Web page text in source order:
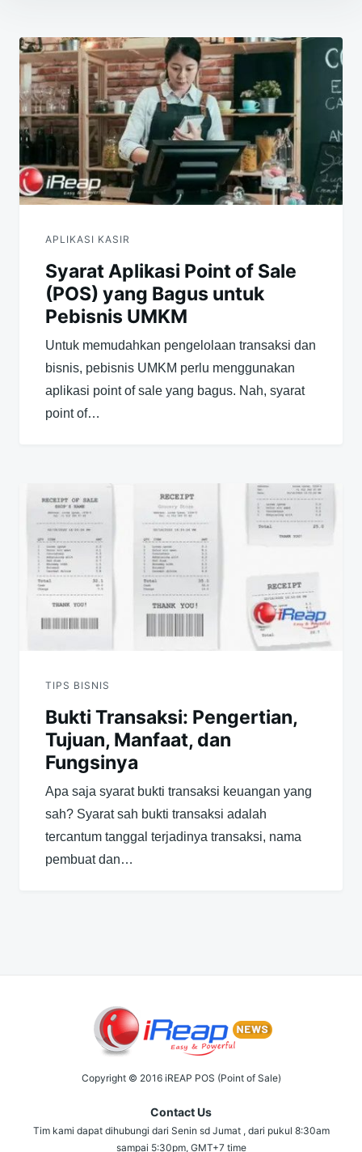
pos
APLIKASI KASIR
Syarat Aplikasi Point of Sale
(POS) yang Bagus untuk
Pebisnis UMKM
Untuk memudahkan pengelolaan transaksi dan
bisnis, pebisnis UMKM perlu menggunakan
aplikasi point of sale yang bagus. Nah, syarat
point of…
TIPS BISNIS
Bukti Transaksi: Pengertian,
Tujuan, Manfaat, dan
Fungsinya
Apa saja syarat bukti transaksi keuangan yang
sah? Syarat sah bukti transaksi adalah
tercantum tanggal terjadinya transaksi, nama
pembuat dan…
Copyright © 2016 iREAP POS (Point of Sale)
Contact Us
Tim kami dapat dihubungi dari Senin sd Jumat , dari pukul 8:30am
sampai 5:30pm, GMT+7 time